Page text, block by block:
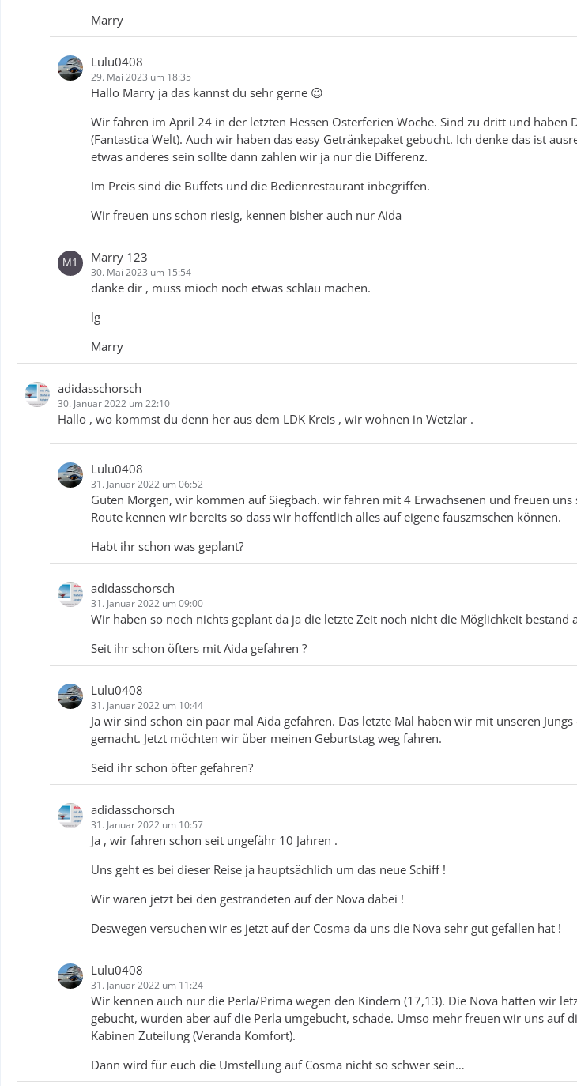
Marry
Lulu0408
29. Mai 2023 um 18:35
Hallo Marry ja das kannst du sehr gerne 😉
Wir fahren im April 24 in der letzten Hessen Osterferien Woche. Sind zu dritt und haben
(Fantastica Welt). Auch wir haben das easy Getränkepaket gebucht. Ich denke das ist
etwas anderes sein sollte dann zahlen wir ja nur die Differenz.
Im Preis sind die Buffets und die Bedienrestaurant inbegriffen.
Wir freuen uns schon riesig, kennen bisher auch nur Aida
Marry 123
30. Mai 2023 um 15:54
danke dir , muss mioch noch etwas schlau machen.
lg
Marry
adidasschorsch
30. Januar 2022 um 22:10
Hallo , wo kommst du denn her aus dem LDK Kreis , wir wohnen in Wetzlar .
Lulu0408
31. Januar 2022 um 06:52
Guten Morgen, wir kommen auf Siegbach. wir fahren mit 4 Erwachsenen und freuen uns
Route kennen wir bereits so dass wir hoffentlich alles auf eigene fauszmschen können.
Habt ihr schon was geplant?
adidasschorsch
31. Januar 2022 um 09:00
Wir haben so noch nichts geplant da ja die letzte Zeit noch nicht die Möglichkeit bestand
Seit ihr schon öfters mit Aida gefahren ?
Lulu0408
31. Januar 2022 um 10:44
Ja wir sind schon ein paar mal Aida gefahren. Das letzte Mal haben wir mit unseren
gemacht. Jetzt möchten wir über meinen Geburtstag weg fahren.
Seid ihr schon öfter gefahren?
adidasschorsch
31. Januar 2022 um 10:57
Ja , wir fahren schon seit ungefähr 10 Jahren .
Uns geht es bei dieser Reise ja hauptsächlich um das neue Schiff !
Wir waren jetzt bei den gestrandeten auf der Nova dabei !
Deswegen versuchen wir es jetzt auf der Cosma da uns die Nova sehr gut gefallen hat !
Lulu0408
31. Januar 2022 um 11:24
Wir kennen auch nur die Perla/Prima wegen den Kindern (17,13). Die Nova hatten wir
gebucht, wurden aber auf die Perla umgebucht, schade. Umso mehr freuen wir uns auf
Kabinen Zuteilung (Veranda Komfort).
Dann wird für euch die Umstellung auf Cosma nicht so schwer sein…